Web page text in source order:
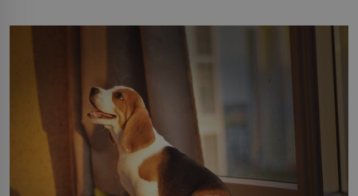
Rigy? Casanova v Pobaltí kontaktoval tamní zednářské lóže.
Nebyl v této oblasti žádným nováčkem, protože do